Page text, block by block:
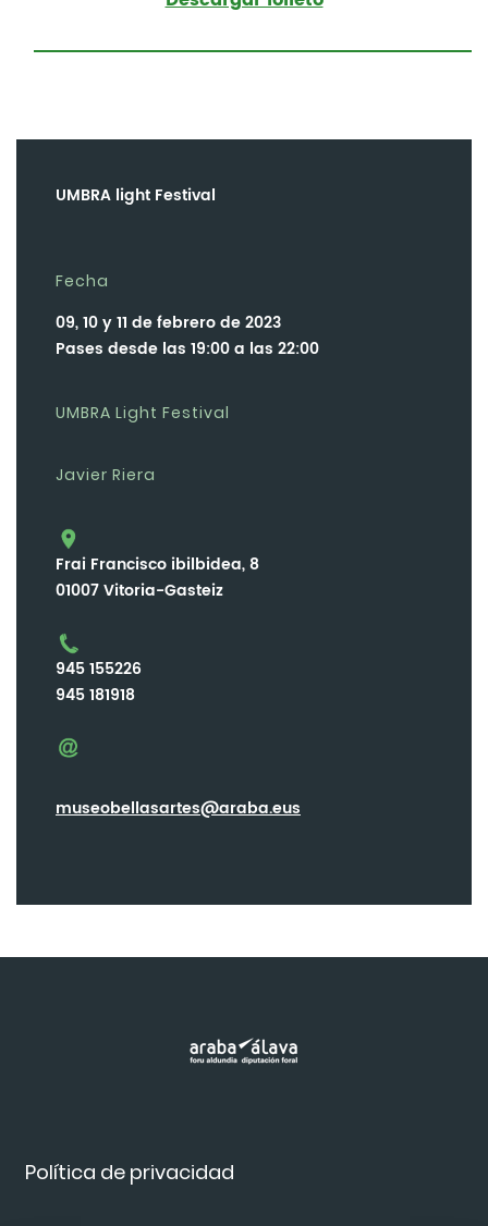
UMBRA light Festival
Fecha
09, 10 y 11 de febrero de 2023
Pases desde las 19:00 a las 22:00
UMBRA Light Festival
Javier Riera
Frai Francisco ibilbidea, 8
01007 Vitoria-Gasteiz
945 155226
945 181918
museobellasartes@araba.eus
Política de privacidad